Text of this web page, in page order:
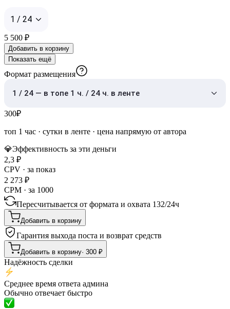
1 / 24
5 500 ₽
Добавить в корзину
Показать ещё
Формат размещения
1 / 24 — в топе 1 ч. / 24 ч. в ленте
300₽
топ 1 час · сутки в ленте · цена напрямую от автора
💎Эффективность за эти деньги
2,3 ₽
CPV · за показ
2 273 ₽
CPM · за 1000
Пересчитывается от формата и охвата 132/24ч
Добавить в корзину
Гарантия выхода поста и возврат средств
Добавить в корзину· 300 ₽
Надёжность сделки
Среднее время ответа админа
Обычно отвечает быстро